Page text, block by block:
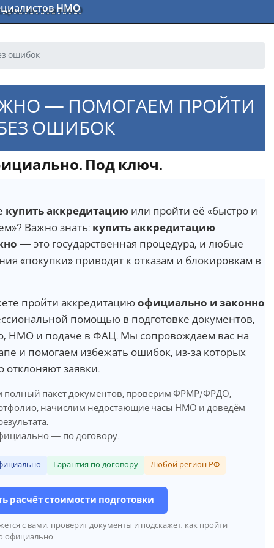
НМО
ошибок
— ПОМОГАЕМ ПРОЙТИ
ОШИБОК
Под ключ.
купить аккредитацию или пройти её «быстро и
Важно знать: купить аккредитацию
— это государственная процедура, и любые
«покупки» приводят к отказам и блокировкам в
пройти аккредитацию официально и законно
помощью в подготовке документов,
НМО и подаче в ФАЦ. Мы сопровождаем вас на
и помогаем избежать ошибок, из‑за которых
отклоняют заявки.
полный пакет документов, проверим ФРМР/ФРДО,
начислим недостающие часы НМО и доведём
— по договору.
Гарантия по договору Любой регион РФ
расчёт стоимости подготовки
с вами, проверит документы и подскажет, как пройти
официально.